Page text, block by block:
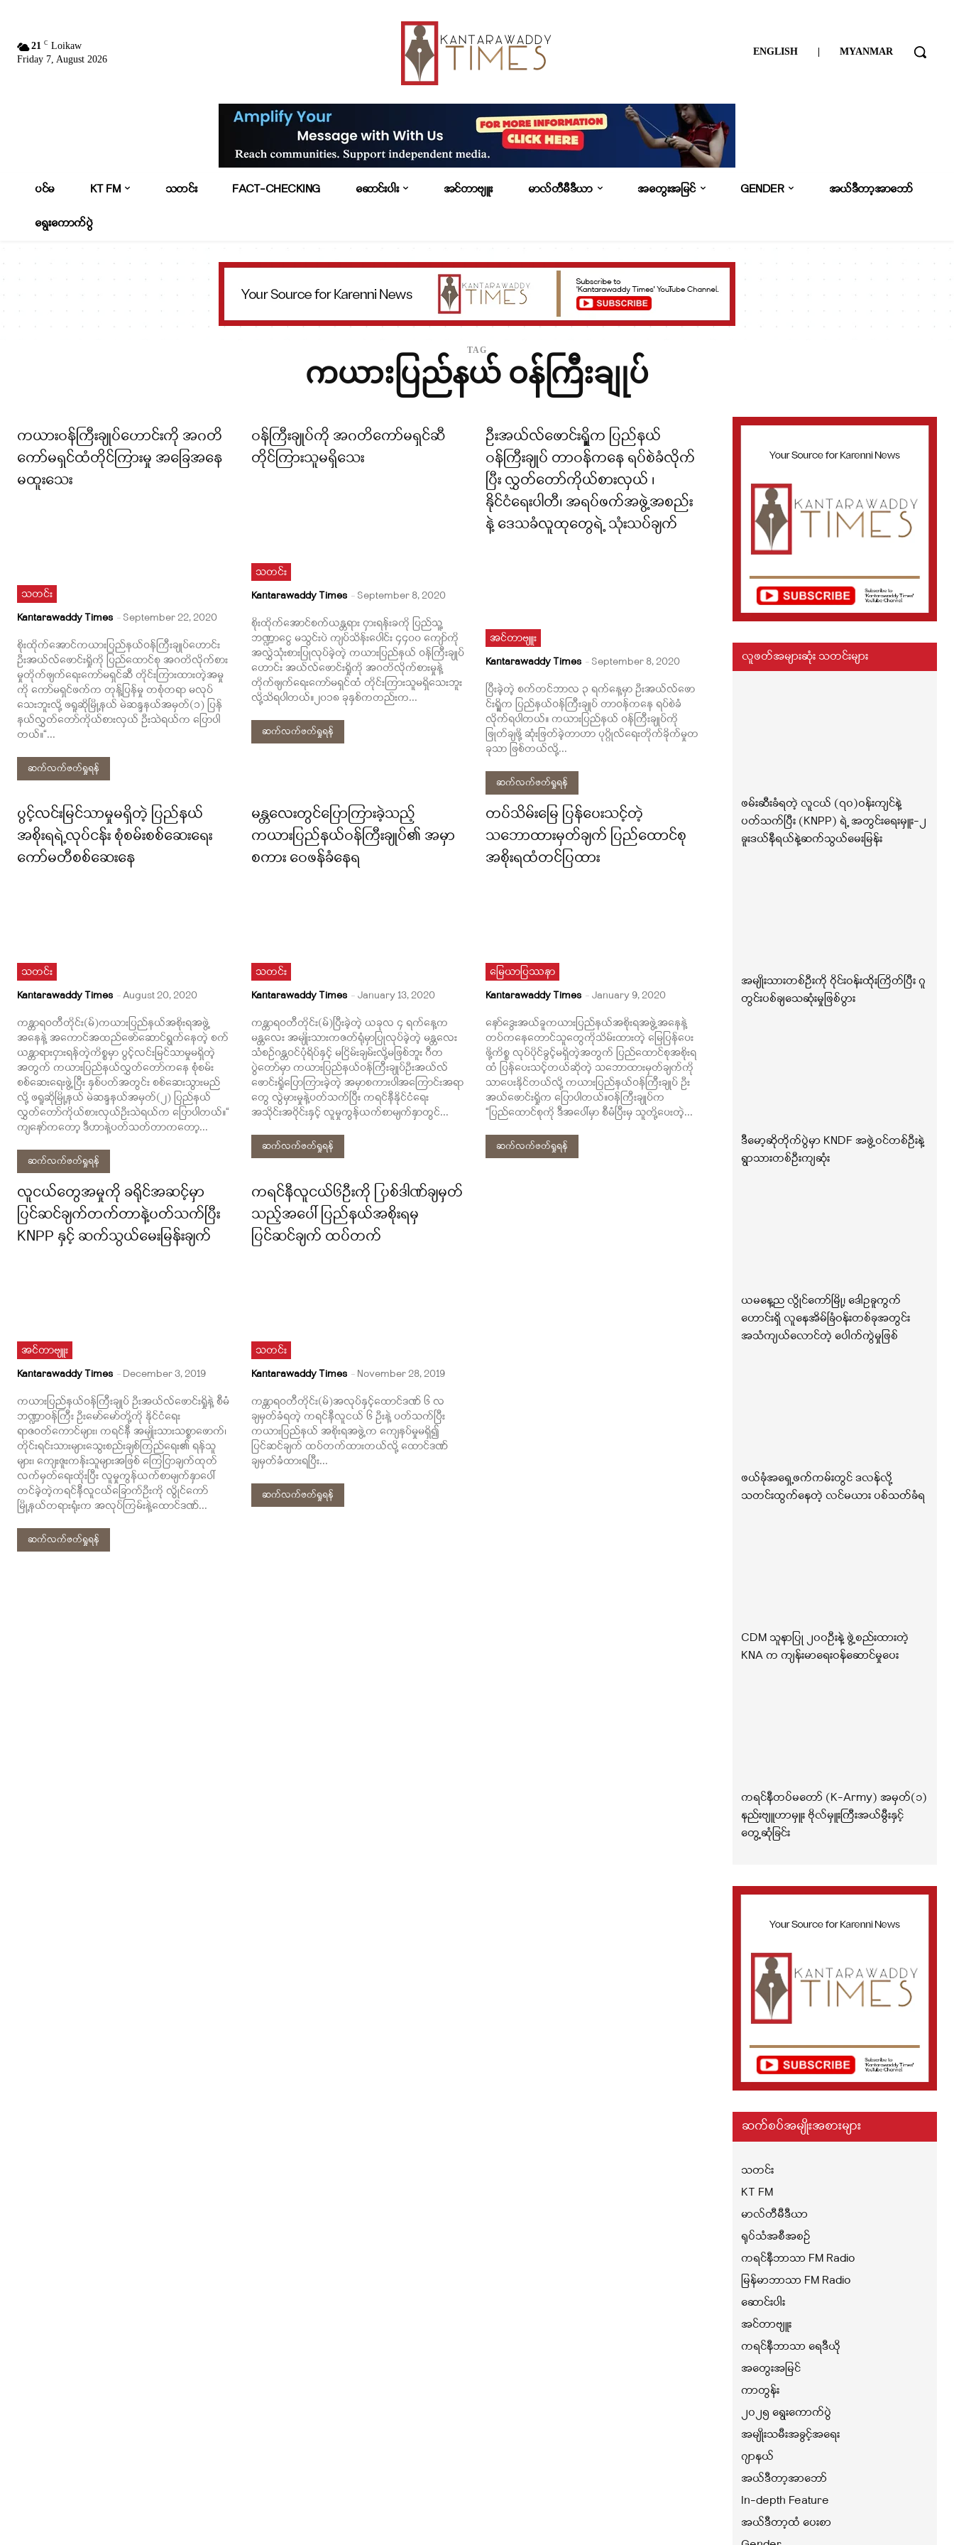
21 C Loikaw
Friday 7, August 2026
ENGLISH | MYANMAR
ပင်မ KT FM သတင်း FACT-CHECKING ဆောင်းပါး အင်တာဗျူး မာလ်တီမီဒီယာ အတွေးအမြင် GENDER အယ်ဒီတာ့အာဘော်
ရွေးကောက်ပွဲ
TAG
ကယားပြည်နယ် ဝန်ကြီးချုပ်
ကယားဝန်ကြီးချုပ်ဟောင်းကို အဂတိ
ကော်မရှင်ထံတိုင်ကြားမှု အခြေအနေ
မထူးသေး
သတင်း
Kantarawaddy Times - September 22, 2020
စိုးထိုက်အောင်ကယားပြည်နယ်ဝန်ကြီးချုပ်ဟောင်း
ဦးအယ်လ်ဖောင်းရှိုကို ပြည်ထောင်စု အဂတိလိုက်စား
မှုတိုက်ဖျက်ရေးကော်မရှင်ဆီ တိုင်းကြားထားတဲ့အမှု
ကို ကော်မရှင်ဖက်က တုန့်ပြန်မှု တစုံတရာ မလုပ်
သေးဘူးလို့ ဖရူဆိုမြို့နယ် မဲဆန္ဒနယ်အမှတ်(၁) ပြန်
နယ်လွှတ်တော်ကိုယ်စားလှယ် ဦးသဲရယ်က ပြောပါ
တယ်။“...
ဆက်လက်ဖတ်ရှုရန်
ဝန်ကြီးချုပ်ကို အဂတိကော်မရှင်ဆီ
တိုင်ကြားသူမရှိသေး
သတင်း
Kantarawaddy Times - September 8, 2020
စိုးထိုက်အောင်စက်ယန္တရား ငှားရန်းခကို ပြည်သူ့
ဘဏ္ဍာငွေ မသွင်းပဲ ကျပ်သိန်းပေါင်း ၄၄၀၀ ကျော်ကို
အလွှဲသုံးစားပြုလုပ်ခဲ့တဲ့ ကယားပြည်နယ် ဝန်ကြီးချုပ်
ဟောင်း အယ်လ်ဖောင်းရှိုကို အဂတိလိုက်စားမှုနဲ့
တိုက်ဖျက်ရေးကော်မရှင်ထံ တိုင်းကြားသူမရှိသေးဘူး
လို့သိရပါတယ်။၂၀၁၈ ခုနှစ်ကတည်းက...
ဆက်လက်ဖတ်ရှုရန်
ဦးအယ်လ်ဖောင်းရှိူက ပြည်နယ်
ဝန်ကြီးချုပ် တာဝန်ကနေ ရပ်စဲခံလိုက်
ပြီး လွှတ်တော်ကိုယ်စားလှယ် ၊
နိုင်ငံရေးပါတီ၊ အရပ်ဖက်အဖွဲ့အစည်း
နဲ့ ဒေသခံလူထုတွေရဲ့ သုံးသပ်ချက်
အင်တာဗျူး
Kantarawaddy Times - September 8, 2020
ပြီးခဲ့တဲ့ စက်တင်ဘာလ ၃ ရက်နေ့မှာ ဦးအယ်လ်ဖော
င်းရှိူက ပြည်နယ်ဝန်ကြီးချုပ် တာဝန်ကနေ ရပ်စဲခံ
လိုက်ရပါတယ်။ ကယားပြည်နယ် ဝန်ကြီးချုပ်ကို
ဖြုတ်ချဖို့ ဆုံးဖြတ်ခဲ့တာဟာ ပုဂ္ဂိုလ်ရေးတိုက်ခိုက်မှုတ
ခုသာ ဖြစ်တယ်လို့...
ဆက်လက်ဖတ်ရှုရန်
ပွင့်လင်းမြင်သာမှုမရှိတဲ့ ပြည်နယ်
အစိုးရရဲ့လုပ်ငန်း စုံစမ်းစစ်ဆေးရေး
ကော်မတီစစ်ဆေးနေ
သတင်း
Kantarawaddy Times -August 20, 2020
ကန္တာရဝတီတိုင်း(မ်)ကယားပြည်နယ်အစိုးရအဖွဲ့
အနေနဲ့ အကောင်အထည်ဖော်ဆောင်ရွက်နေတဲ့ စက်
ယန္တာရားငှားရန်တဲ့ကိစ္စမှာ ပွင့်လင်းမြင်သာမှုမရှိတဲ့
အတွက် ကယားပြည်နယ်လွှတ်တော်ကနေ စုံစမ်း
စစ်ဆေးရေးဖွဲ့ပြီး နှစ်ပတ်အတွင်း စစ်ဆေးသွားမည်
လို့ ဖရူဆိုမြို့နယ် မဲဆန္ဒနယ်အမှတ်(၂) ပြည်နယ်
လွှတ်တော်ကိုယ်စားလှယ်ဦးသဲရယ်က ပြောပါတယ်။“
ကျနော်ကတော့ ဒီဟာနဲ့ပတ်သတ်တာကတော့...
ဆက်လက်ဖတ်ရှုရန်
မန္တလေးတွင်ပြောကြားခဲ့သည့်
ကယားပြည်နယ်ဝန်ကြီးချုပ်၏ အမှာ
စကား ဝေဖန်ခံနေရ
သတင်း
Kantarawaddy Times - January 13, 2020
ကန္တာရဝတီတိုင်း(မ်)ပြီးခဲ့တဲ့ ယခုလ ၄ ရက်နေ့က
မန္တလေး အမျိုးသားကဇတ်ရုံမှာပြုလုပ်ခဲ့တဲ့ မန္တလေး
သံစဉ်ဂန္တဝင်ပုံရိပ်နှင့် မငြိမ်းချမ်းလို့မဖြစ်ဘူး ဂီတ
ပွဲတော်မှာ ကယားပြည်နယ်ဝန်ကြီးချုပ်ဦးအယ်လ်
ဖောင်းရှိုပြောကြားခဲ့တဲ့ အမှာစကားပါအကြောင်းအရာ
တွေ လွဲမှားမှုနဲ့ပတ်သက်ပြီး ကရင်နီနိုင်ငံရေး
အသိုင်းအဝိုင်းနှင့် လူမှုကွန်ယက်စာမျက်နှာတွင်...
ဆက်လက်ဖတ်ရှုရန်
တပ်သိမ်းမြေ ပြန်ပေးသင့်တဲ့
သဘောထားမှတ်ချက် ပြည်ထောင်စု
အစိုးရထံတင်ပြထား
မြေယာပြဿနာ
Kantarawaddy Times - January 9, 2020
နော်ဒွေးအယ်ခူကယားပြည်နယ်အစိုးရအဖွဲ့အနေနဲ့
တပ်ကနေတောင်သူတွေကိုသိမ်းထားတဲ့ မြေပြန်ပေး
ဖို့ကိစ္စ လုပ်ပိုင်ခွင့်မရှိတဲ့အတွက် ပြည်ထောင်စုအစိုးရ
ထံ ပြန်ပေးသင့်တယ်ဆိုတဲ့ သဘောထားမှတ်ချက်ကို
သာပေးနိုင်တယ်လို့ ကယားပြည်နယ်ဝန်ကြီးချုပ် ဦး
အယ်ဖောင်းရှိုက ပြောပါတယ်။ဝန်ကြီးချုပ်က
“ပြည်ထောင်စုကို ဒီအပေါ်မှာ စီမံပြီးမှ သူတို့ပေးတဲ့...
ဆက်လက်ဖတ်ရှုရန်
လူငယ်တွေအမှုကို ခရိုင်အဆင့်မှာ
ပြင်ဆင်ချက်တက်တာနဲ့ပတ်သက်ပြီး
KNPP နှင့် ဆက်သွယ်မေးမြန်းချက်
အင်တာဗျူး
Kantarawaddy Times - December 3, 2019
ကယားပြည်နယ်ဝန်ကြီးချုပ် ဦးအယ်လ်ဖောင်းရှိုနဲ့ စီမံ
ဘဏ္ဍာဝန်ကြီး ဦးမော်မော်တို့ကို နိုင်ငံရေး
ရာဇဝတ်ကောင်များ၊ ကရင်နီ အမျိုးသားသစ္စာဖောက်၊
တိုင်းရင်းသားများသွေးစည်းချစ်ကြည်ရေး၏ ရန်သူ
များ၊ ကျေးဇူးကန်းသူများအဖြစ် ကြေငြာချက်ထုတ်
လက်မှတ်ရေးထိုးပြီး လူမှုကွန်ယက်စာမျက်နှာပေါ်
တင်ခဲ့တဲ့ကရင်နီလူငယ်ခြောက်ဦးကို လွိုင်ကော်
မြို့နယ်တရားရုံးက အလုပ်ကြမ်းနဲ့ထောင်ဒဏ်...
ဆက်လက်ဖတ်ရှုရန်
ကရင်နီလူငယ်၆ဦးကို ြပစ်ဒါဏ်ချမှတ်
သည့်အပေါ် ပြည်နယ်အစိုးရမှ
ပြင်ဆင်ချက် ထပ်တက်
သတင်း
Kantarawaddy Times - November 28, 2019
ကန္တာရဝတီတိုင်း(မ်)အလုပ်နှင့်ထောင်ဒဏ် ၆ လ
ချမှတ်ခံရတဲ့ ကရင်နီလူငယ် ၆ ဦးနဲ့ ပတ်သက်ပြီး
ကယားပြည်နယ် အစိုးရအဖွဲ့က ကျေနပ်မှုမရှိ၍
ပြင်ဆင်ချက် ထပ်တက်ထားတယ်လို့ ထောင်ဒဏ်
ချမှတ်ခံထားရပြီး...
ဆက်လက်ဖတ်ရှုရန်
လူဖတ်အများဆုံး သတင်းများ
ဖမ်းဆီးခံရတဲ့ လူငယ် (၇၀)ဝန်းကျင်နဲ့
ပတ်သက်ပြီး (KNPP) ရဲ့ အတွင်းရေးမှူး-၂
ခူးဒယ်နီရယ်နဲ့ဆက်သွယ်မေးမြန်း
အမျိုးသားတစ်ဦးကို ဝိုင်းဝန်းထိုးကြိတ်ပြီး ဂူ
တွင်းပစ်ချသေဆုံးမှုဖြစ်ပွား
ဒီမော့ဆိုတိုက်ပွဲမှာ KNDF အဖွဲ့ဝင်တစ်ဦးနဲ့
ရွာသားတစ်ဦးကျဆုံး
ယမနေ့ည လွိုင်ကော်မြို့၊ ဒေါဥခူကွက်
ဟောင်းရှိ လူနေအိမ်ခြံဝန်းတစ်ခုအတွင်း
အသံကျယ်လောင်တဲ့ ပေါက်ကွဲမှုဖြစ်
ဖယ်ခုံအရှေ့ဖက်ကမ်းတွင် ဒလန်လို့
သတင်းထွက်နေတဲ့ လင်မယား ပစ်သတ်ခံရ
CDM သူနာပြု ၂၀၀ဦးနဲ့ ဖွဲ့စည်းထားတဲ့
KNA က ကျန်းမာရေးဝန်ဆောင်မှုပေး
ကရင်နီတပ်မတော် (K-Army) အမှတ်(၁)
နည်းဗျူဟာမှူး ဗိုလ်မှူးကြီးအယ်မွီးနှင့်
တွေ့ဆုံခြင်း
ဆက်စပ်အမျိုးအစားများ
သတင်း
KT FM
မာလ်တီမီဒီယာ
ရုပ်သံအစီအစဉ်
ကရင်နီဘာသာ FM Radio
မြန်မာဘာသာ FM Radio
ဆောင်းပါး
အင်တာဗျူး
ကရင်နီဘာသာ ရေဒီယို
အတွေးအမြင်
ကာတွန်း
၂၀၂၅ ရွေးကောက်ပွဲ
အမျိုးသမီးအခွင့်အရေး
ဂျာနယ်
အယ်ဒီတာ့အာဘော်
In-depth Feature
အယ်ဒီတာ့ထံ ပေးစာ